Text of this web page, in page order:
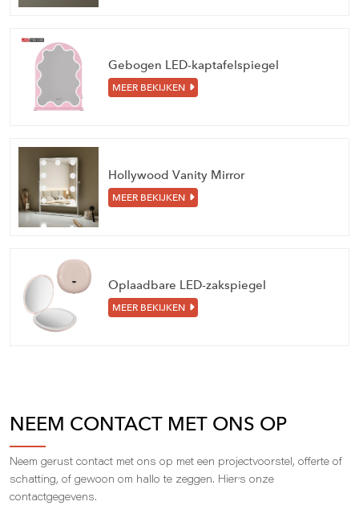
Gebogen LED-kaptafelspiegel
MEER BEKIJKEN
Hollywood Vanity Mirror
MEER BEKIJKEN
Oplaadbare LED-zakspiegel
MEER BEKIJKEN
NEEM CONTACT MET ONS OP
Neem gerust contact met ons op met een projectvoorstel, offerte of
schatting, of gewoon om hallo te zeggen. Hier,s onze
contactgegevens.